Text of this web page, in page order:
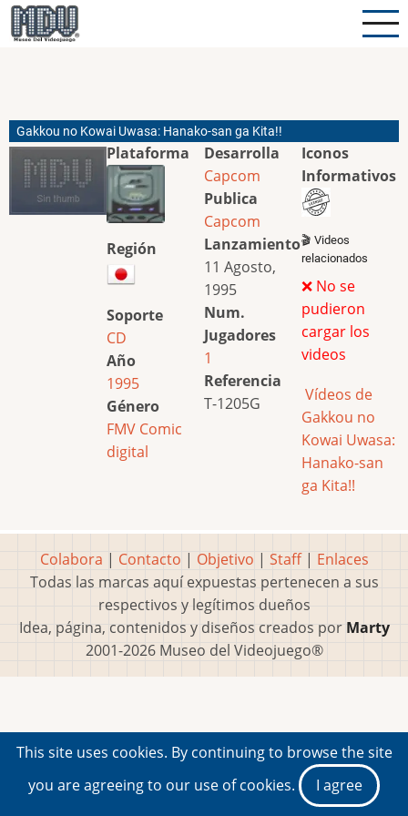
Pasar
al
Gakkou no Kowai Uwasa: Hanako-san ga Kita!!
Plataforma
Región
Soporte
CD
Año
1995
Género
FMV Comic
digital
Desarrolla
Capcom
Publica
Capcom
Lanzamiento
11 Agosto,
1995
Num.
Jugadores
1
Referencia
T-1205G
Iconos
Informativos
🎬 Videos
relacionados
❌ No se
pudieron
cargar los
videos
Vídeos de
Gakkou no
Kowai Uwasa:
Hanako-san
ga Kita!!
Colabora | Contacto | Objetivo | Staff| Enlaces
Todas las marcas aquí expuestas pertenecen a sus
respectivos y legítimos dueños
Idea, página, contenidos y diseños creados por Marty
2001-2026 Museo del Videojuego®
This site uses cookies. By continuing to browse the site
you are agreeing to our use of cookies.
I agree